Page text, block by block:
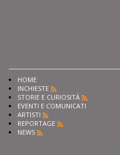
HOME
INCHIESTE
STORIE E CURIOSITÀ
EVENTI E COMUNICATI
ARTISTI
REPORTAGE
NEWS